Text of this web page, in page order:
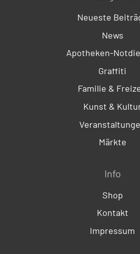
Neueste
News
Apotheken-
Graffiti
Familie &
Kunst &
Märkte
Info
Shop
Kontakt
Impressum